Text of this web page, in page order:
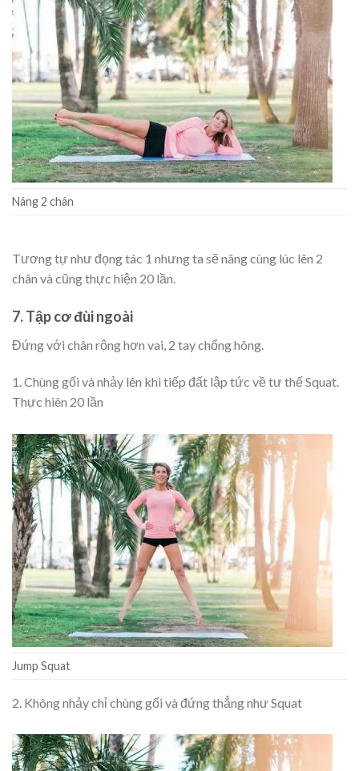
Nâng 2 chân
Tương tự như đọng tác 1 nhưng ta sẽ nâng cùng lúc lên 2
chân và cũng thực hiện 20 lần.
7. Tập cơ đùi ngoài
Đứng với chân rộng hơn vai, 2 tay chống hông.
1. Chùng gối và nhảy lên khi tiếp đất lập tức về tư thế Squat.
Thực hiên 20 lần
Jump Squat
2. Không nhảy chỉ chùng gối và đứng thẳng như Squat